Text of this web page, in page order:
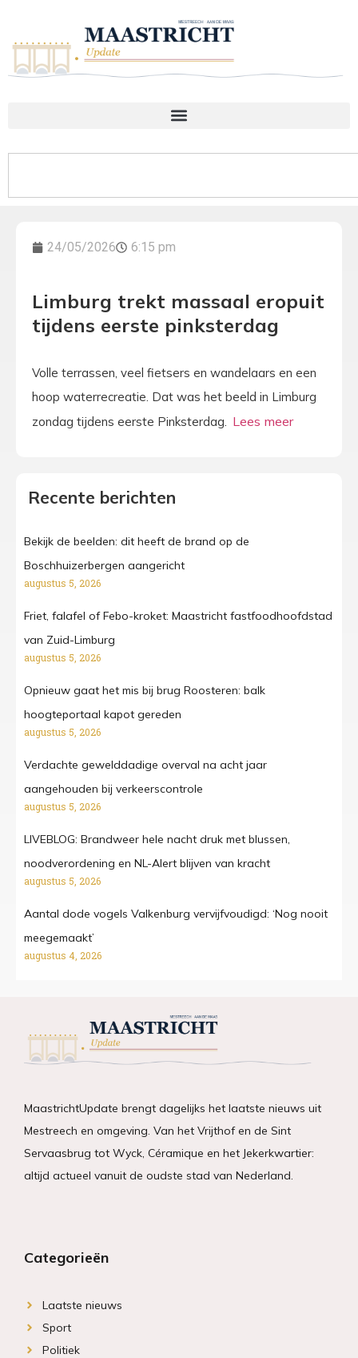
24/05/2026 6:15 pm
Limburg trekt massaal eropuit
tijdens eerste pinksterdag
Volle terrassen, veel fietsers en wandelaars en een
hoop waterrecreatie. Dat was het beeld in Limburg
zondag tijdens eerste Pinksterdag.
Recente berichten
Bekijk de beelden: dit heeft de brand op de
Boschhuizerbergen aangericht
augustus 5, 2026
Friet, falafel of Febo-kroket: Maastricht fastfoodhoofdstad
van Zuid-Limburg
augustus 5, 2026
Opnieuw gaat het mis bij brug Roosteren: balk
hoogteportaal kapot gereden
augustus 5, 2026
Verdachte gewelddadige overval na acht jaar
aangehouden bij verkeerscontrole
augustus 5, 2026
LIVEBLOG: Brandweer hele nacht druk met blussen,
noodverordening en NL-Alert blijven van kracht
augustus 5, 2026
Aantal dode vogels Valkenburg vervijfvoudigd: ‘Nog nooit
meegemaakt’
augustus 4, 2026
MaastrichtUpdate brengt dagelijks het laatste nieuws uit
Mestreech en omgeving. Van het Vrijthof en de Sint
Servaasbrug tot Wyck, Céramique en het Jekerkwartier:
altijd actueel vanuit de oudste stad van Nederland.
Categorieën
Laatste nieuws
Sport
Politiek